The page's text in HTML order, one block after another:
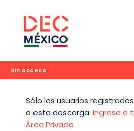
Sin acceso
Sólo los usuarios
a esta descarga. Ingresa a
Área Privada